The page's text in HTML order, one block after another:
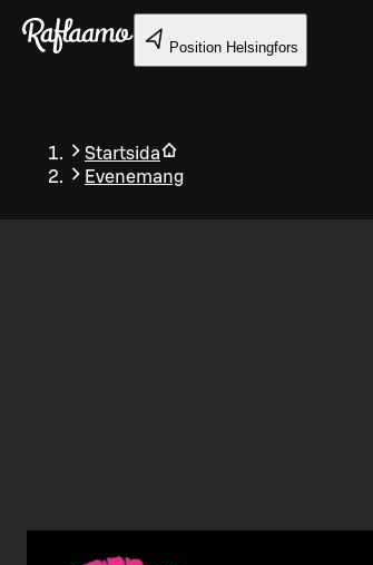
Gå till huvudinnehållet
Position Helsingfors
Startsida
Evenemang
Tillbaka